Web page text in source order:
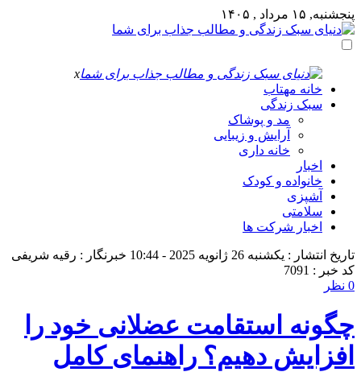
پنجشنبه, ۱۵ مرداد , ۱۴۰۵
x
خانه مهتاب
سبک زندگی
مد و پوشاک
آرایش و زیبایی
خانه داری
اخبار
خانواده و کودک
آشپزی
سلامتی
اخبار شرکت ها
تاریخ انتشار : یکشنبه 26 ژانویه 2025 - 10:44
خبرنگار : رقیه شریفی
کد خبر : 7091
0 نظر
چگونه استقامت عضلانی خود را
افزایش دهیم؟ راهنمای کامل